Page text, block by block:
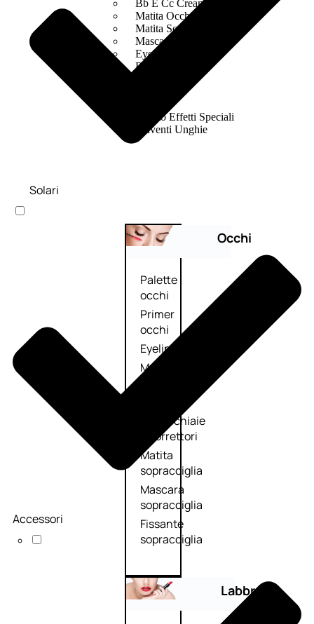
Bb E Cc Cream
Matita Occhi
Matita Sopracciglia
Mascara
Eyeliner
Rossetto
Smalto Effetti Speciali
Solventi Unghie
Occhi
Palette
occhi
Primer
occhi
Eyeliner
Mascara
Antiocchiaie
e correttori
Matita
sopracciglia
Mascara
sopracciglia
Fissante
sopracciglia
Labbra
Solari
Accessori